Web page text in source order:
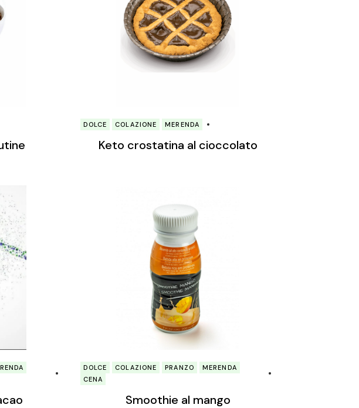
DOLCE COLAZIONE MERENDA
Keto crostatina al cioccolato
DOLCE COLAZIONE PRANZO
MERENDA
CENA
Smoothie al mango